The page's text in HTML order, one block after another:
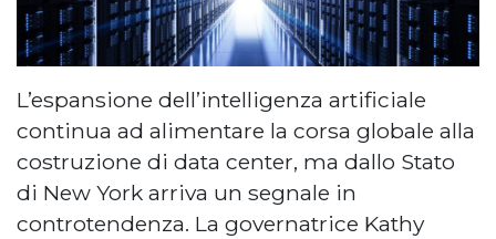
L’espansione dell’intelligenza artificiale
continua ad alimentare la corsa globale alla
costruzione di data center, ma dallo Stato
di New York arriva un segnale in
controtendenza. La governatrice Kathy